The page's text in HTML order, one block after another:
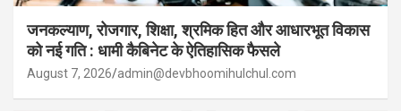
जनकल्याण, रोजगार, शिक्षा, श्रमिक हित और आधारभूत विकास
को नई गति : धामी कैबिनेट के ऐतिहासिक फैसले
August 7, 2026 admin@devbhoomihulchul.com